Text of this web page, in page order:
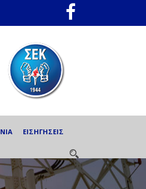
ΕΙΣΗΓΗΣΕΙΣ